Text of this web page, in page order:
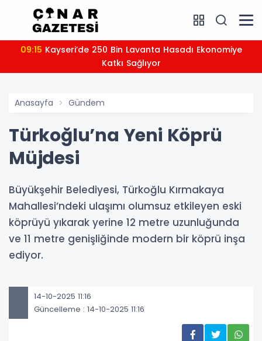
09:15
Katkı Sağlıyor
Anasayfa Gündem
Türkoğlu’na Yeni Köprü
Müjdesi
Büyükşehir Belediyesi, Türkoğlu Kırmakaya
Mahallesi’ndeki ulaşımı olumsuz etkileyen eski
köprüyü yıkarak yerine 12 metre uzunluğunda
ve 11 metre genişliğinde modern bir köprü inşa
ediyor.
14-10-2025 11:16
Güncelleme : 14-10-2025 11:16